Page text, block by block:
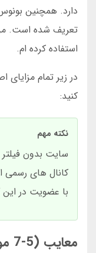
دارد. همچنین
تعریف شده است.
استفاده کرده ام.
در زیر تمام
کنید:
نکته مهم
سایت بدون
کانال های رسمی
با عضویت در این
معایب (5-7 مورد)